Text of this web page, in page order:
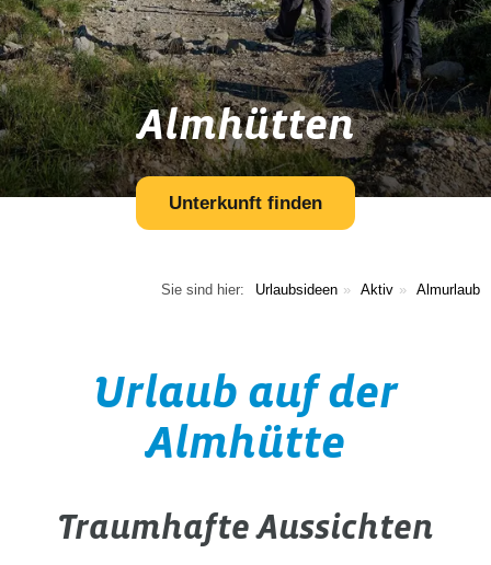
Almhütten
Unterkunft finden
Almurlaub
Aktiv
Urlaubsideen
Sie sind hier:
Urlaub auf der
Almhütte
Traumhafte Aussichten